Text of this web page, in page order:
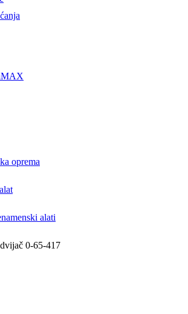
oprema
alati
0-65-417